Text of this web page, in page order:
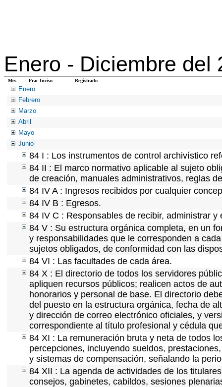
Enero - Diciembre del
Mes Frac-Inciso Registrado
Enero
Febrero
Marzo
Abril
Mayo
Junio
84 I : Los instrumentos de control archivístico
84 II : El marco normativo aplicable al sujeto
de creación, manuales administrativos, reglas
84 IV A : Ingresos recibidos por cualquier
84 IV B : Egresos.
84 IV C : Responsables de recibir, administrar y
84 V : Su estructura orgánica completa, en un
y responsabilidades que le corresponden a
sujetos obligados, de conformidad con las
84 VI : Las facultades de cada área.
84 X : El directorio de todos los servidores
apliquen recursos públicos; realicen actos de
honorarios y personal de base. El directorio
del puesto en la estructura orgánica, fecha de
y dirección de correo electrónico oficiales, y
correspondiente al título profesional y cédula
84 XI : La remuneración bruta y neta de todos
percepciones, incluyendo sueldos,
y sistemas de compensación, señalando la
84 XII : La agenda de actividades de los
consejos, gabinetes, cabildos, sesiones